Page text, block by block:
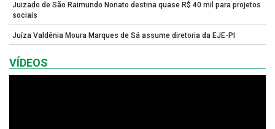
Juizado de São Raimundo Nonato destina quase R$ 40 mil para projetos
sociais
Juíza Valdênia Moura Marques de Sá assume diretoria da EJE-PI
VÍDEOS